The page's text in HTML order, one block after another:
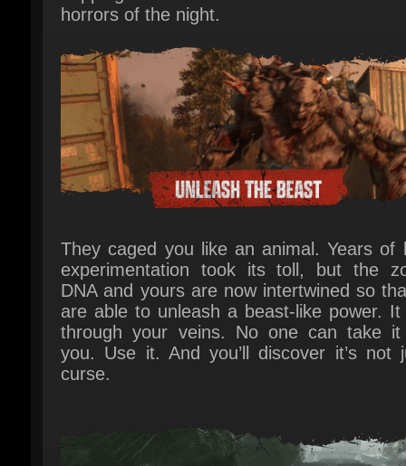
They caged you like an animal. Years of
experimentation took its toll, but the
are able to unleash a beast-like power. It
through your veins. No one can take it
you. Use it. And you’ll discover it’s not
curse.